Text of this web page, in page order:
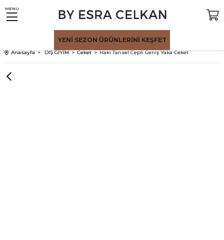
MENU
YENİ SEZON ÜRÜNLERİNİ KEŞFET
Anasayfa DIŞ GİYİM Ceket Haki Tansel Cepli Geniş Yaka Ceket